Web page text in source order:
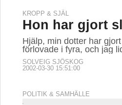
KROPP & SJÄL
Hon har gjort
Hjälp, min dotter har
förlovade i fyra, och jag
SOLVEIG SJÖSKOG
2002-03-30 15:51:00
POLITIK & SAMHÄLLE